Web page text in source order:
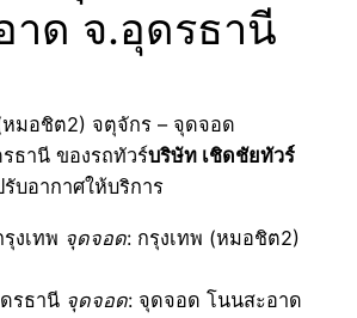
าด จ.อุดรธานี
หมอชิต2) จตุจักร – จุดจอด
ธานี ของรถทัวร์บริษัท เชิดชัยทัวร์
บอากาศให้บริการ
รุงเทพ จุดจอด: กรุงเทพ (หมอชิต2)
รธานี จุดจอด: จุดจอด โนนสะอาด